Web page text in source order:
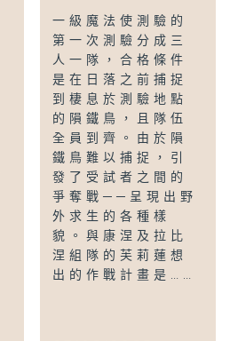
一級魔法使測驗的
第一次測驗分成三
人一隊，合格條件
是在日落之前捕捉
到棲息於測驗地點
的隕鐵鳥，且隊伍
全員到齊。由於隕
鐵鳥難以捕捉，引
發了受試者之間的
爭奪戰──呈現出野
外求生的各種樣
貌。與康涅及拉比
涅組隊的芙莉蓮想
出的作戰計畫是……